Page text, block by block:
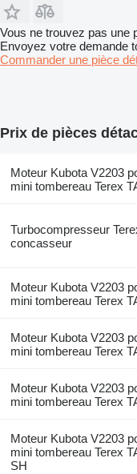
Vous ne trouvez pas une
Envoyez votre demande
Commander une pièce
Prix de pièces
Moteur Kubota V2203
mini tombereau Terex
Turbocompresseur
concasseur
Moteur Kubota V2203
mini tombereau Terex
Moteur Kubota V2203
mini tombereau Terex
Moteur Kubota V2203
mini tombereau Terex
Moteur Kubota V2203
mini tombereau Terex
SH